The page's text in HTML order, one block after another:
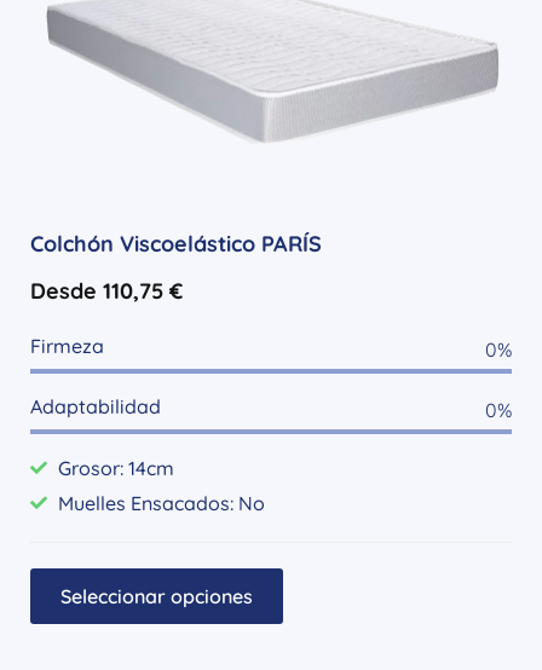
Colchón Viscoelástico PARÍS
Desde 110,75 €
Firmeza 0%
Adaptabilidad 0%
Grosor: 14cm
Muelles Ensacados: No
Seleccionar opciones